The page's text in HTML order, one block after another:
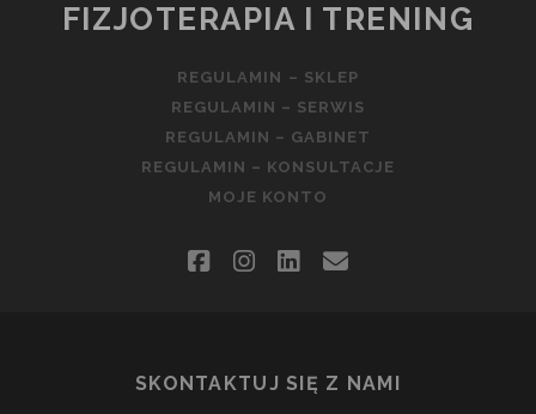
FIZJOTERAPIA I TRENING
REGULAMIN – SKLEP
REGULAMIN – SERWIS
REGULAMIN – GABINET
REGULAMIN – KONSULTACJE
MOJE KONTO
facebookinstagram
linkedin
email
SKONTAKTUJ SIĘ Z NAMI